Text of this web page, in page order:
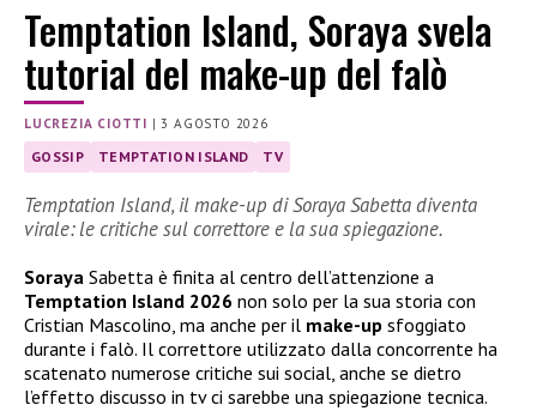
Temptation Island, Soraya svela
tutorial del make-up del falò
LUCREZIA CIOTTI |3 AGOSTO 2026
GOSSIP TEMPTATION ISLAND TV
Temptation Island, il make-up di Soraya Sabetta diventa
virale: le critiche sul correttore e la sua spiegazione.
Soraya Sabetta è finita al centro dell’attenzione a
Temptation Island 2026 non solo per la sua storia con
Cristian Mascolino, ma anche per il make-up sfoggiato
durante i falò. Il correttore utilizzato dalla concorrente ha
scatenato numerose critiche sui social, anche se dietro
l’effetto discusso in tv ci sarebbe una spiegazione tecnica.